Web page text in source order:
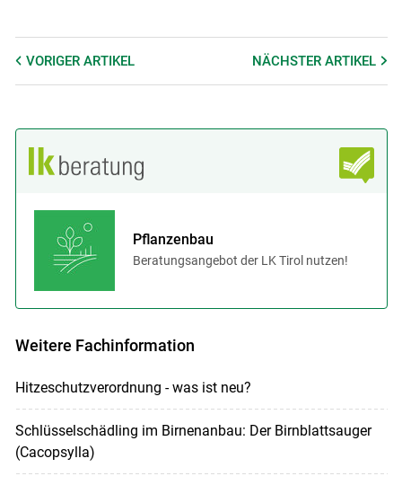
VORIGER ARTIKEL NÄCHSTERARTIKEL
Pflanzenbau
Beratungsangebot der LK Tirol nutzen!
Weitere Fachinformation
Hitzeschutzverordnung - was ist neu?
Schlüsselschädling im Birnenanbau: Der Birnblattsauger
(Cacopsylla)